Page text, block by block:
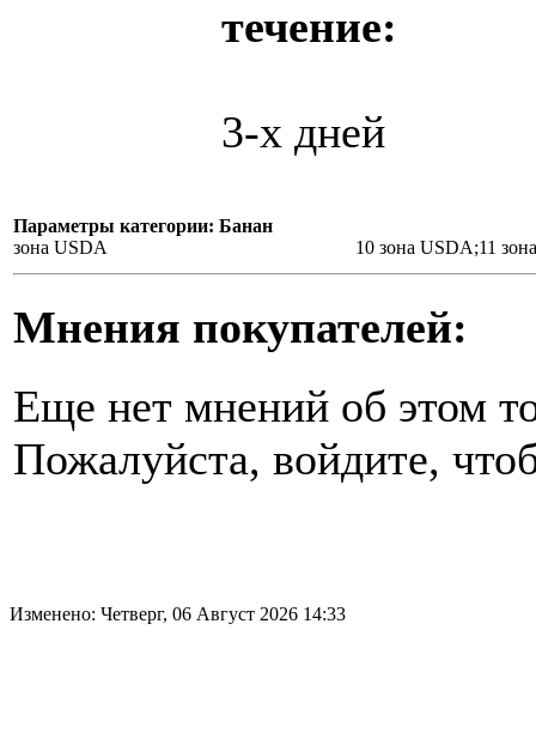
течение:
3-х дней
Параметры категории: Банан
зона USDA
10 зона USDA;11
Мнения покупателей:
Еще нет мнений об этом
Пожалуйста, войдите,
Изменено: Четверг, 06 Август 2026 14:33